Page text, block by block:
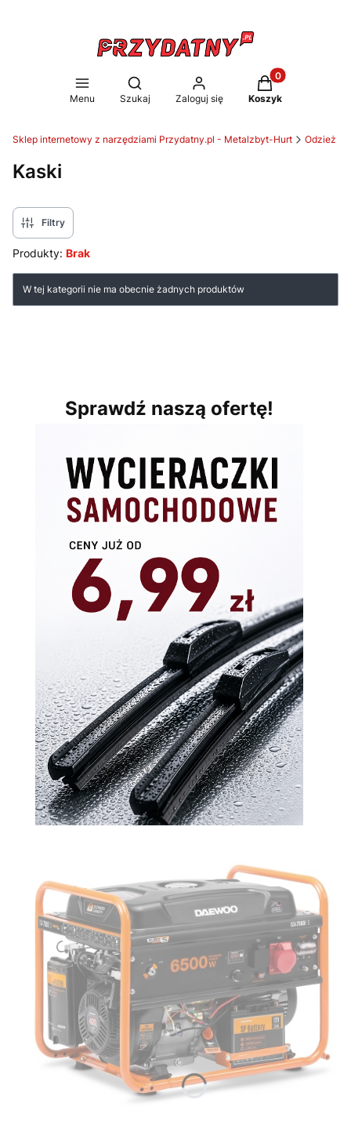
Menu
Otwórz wyszukiwarkę
Szukaj Zaloguj się
Produkty w
Koszyk
Sklep internetowy z narzędziami Przydatny.pl - Metalzbyt-Hurt Odzież
Kaski
Filtry
Produkty: Brak
Lista produktów
W tej kategorii nie ma obecnie żadnych produktów
Sprawdź naszą ofertę!